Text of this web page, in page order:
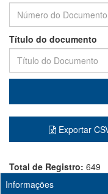
Título do documento
Exportar
Total de Registro: 649
Informações